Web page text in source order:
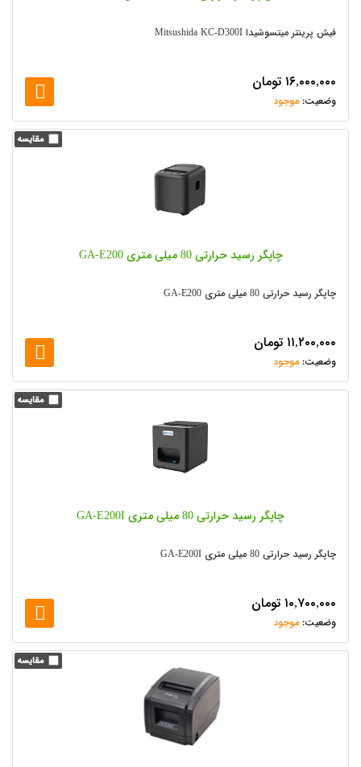
فیش پرینتر میتسوشیدا Mitsushida KC-D300I
۱۶,۰۰۰,۰۰۰ تومان
موجود
چاپگر رسید حرارتی 80 میلی متری GA-E200
چاپگر رسید حرارتی 80 میلی متری GA-E200
۱۱,۲۰۰,۰۰۰ تومان
موجود
چاپگر رسید حرارتی 80 میلی متری GA-E200I
چاپگر رسید حرارتی 80 میلی متری GA-E200I
۱۰,۷۰۰,۰۰۰ تومان
موجود